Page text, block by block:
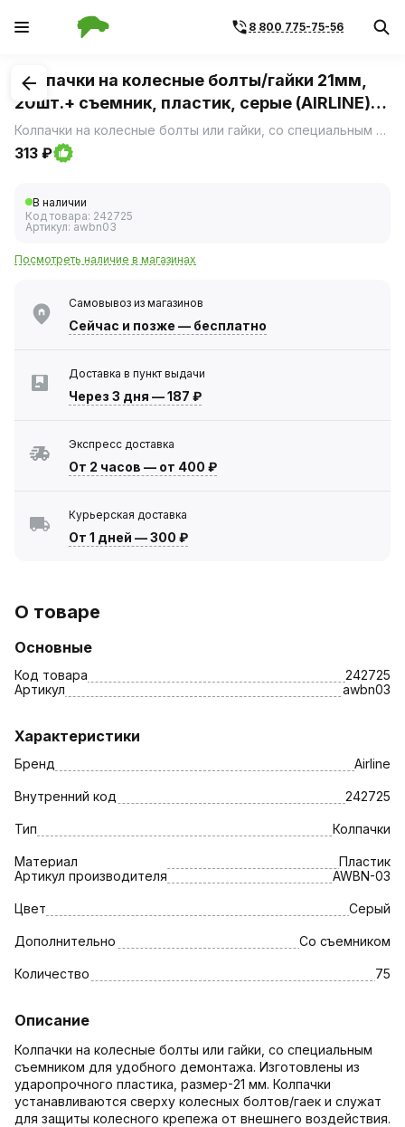
8 800 775-75-56
1/1
Колпачки на колесные болты/гайки 21мм,
20шт.+ съемник, пластик, серые (AIRLINE)
AWBN-03
Колпачки на колесные болты или гайки, со специальным съемником для удобного демонтажа.
313 ₽
В наличии
Код товара: 242725
Артикул: awbn03
Посмотреть наличие в магазинах
Самовывоз из магазинов
Сейчас и позже — бесплатно
Доставка в пункт выдачи
Через 3 дня —187 ₽
Экспресс доставка
От 2 часов — от 400 ₽
Курьерская доставка
От 1 дней —300 ₽
О товаре
Основные
Код товара
242725
Артикул
awbn03
Характеристики
Бренд Airline
Внутренний код 242725
Тип Колпачки
Материал
Пластик
Артикул производителя
AWBN-03
Цвет Серый
Дополнительно Со съемником
Количество 75
Описание
Колпачки на колесные болты или гайки, со специальным
съемником для удобного демонтажа. Изготовлены из
ударопрочного пластика, размер-21 мм. Колпачки
устанавливаются сверху колесных болтов/гаек и служат
для защиты колесного крепежа от внешнего воздействия.